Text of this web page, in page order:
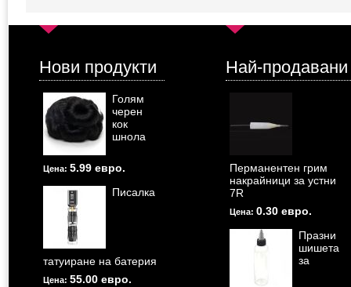
Нови продукти
Голям
черен
кок
шнола
Цена: 5.99 евро.
Писалка
татуиране на батерия
Цена: 55.00 евро.
Най-продавани
Перманентен грим
накрайници за устни
7R
Цена: 0.30 евро.
Празни
шишета
за